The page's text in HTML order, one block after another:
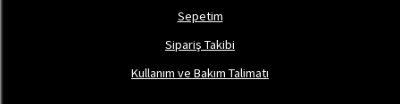
Sepetim
Sipariş Takibi
Kullanım ve Bakım Talimatı